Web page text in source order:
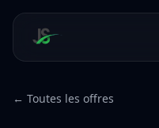
← Toutes les offres